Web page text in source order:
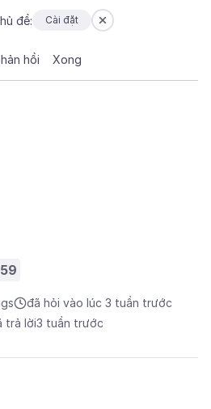
đề: Cài đặt
hồi Xong
59
đã hỏi vào lúc 3 tuần trước
trả lời3 tuần trước